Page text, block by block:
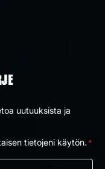
uutuuksista ja
tietojeni käytön. *